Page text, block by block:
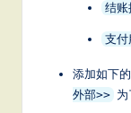
结账
支付
添加如下
外部>> 为